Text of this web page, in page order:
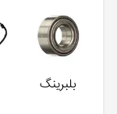
بلبرینگ